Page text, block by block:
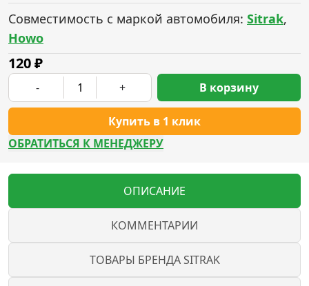
Совместимость с маркой автомобиля: Sitrak,
Howo
120₽
- +
Купить в 1 клик
В корзину
ОБРАТИТЬСЯ К МЕНЕДЖЕРУ
ОПИСАНИЕ
КОММЕНТАРИИ
ТОВАРЫ БРЕНДА SITRAK